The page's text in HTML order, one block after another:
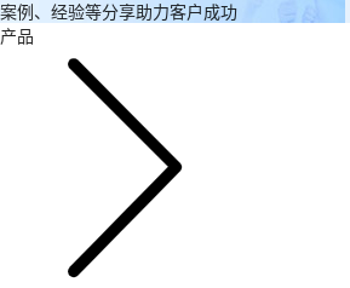
案例、经验等分享助力客户成功
产品